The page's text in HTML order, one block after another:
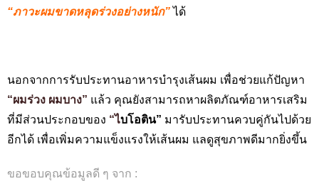
“ภาวะผมขาดหลุดร่วงอย่างหนัก” ได้
นอกจากการรับประทานอาหารบำรุงเส้นผม เพื่อช่วยแก้ปัญหา
“ผมร่วง ผมบาง” แล้ว คุณยังสามารถหาผลิตภัณฑ์อาหารเสริม
ที่มีส่วนประกอบของ “ไบโอติน” มารับประทานควบคู่กันไปด้วย
อีกได้ เพื่อเพิ่มความแข็งแรงให้เส้นผม แลดูสุขภาพดีมากยิ่งขึ้น
ขอขอบคุณข้อมูลดี ๆ จาก :